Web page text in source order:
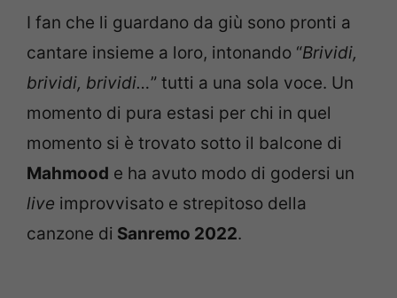
I fan che li guardano da giù sono pronti a
cantare insieme a loro, intonando “Brividi,
brividi, brividi…” tutti a una sola voce. Un
momento di pura estasi per chi in quel
momento si è trovato sotto il balcone di
Mahmood e ha avuto modo di godersi un
live improvvisato e strepitoso della
canzone di Sanremo 2022.